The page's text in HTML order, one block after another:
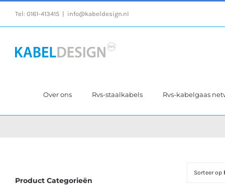
Tel: 0161-413415 info@kabeldesign.nl
Over ons Rvs-staalkabels Rvs-kabelgaas
Sorteer op
Product Categorieën